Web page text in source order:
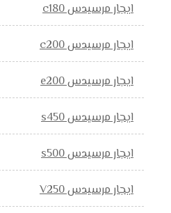
ايجار مرسيدس c180
ايجار مرسيدس c200
ايجار مرسيدس e200
ايجار مرسيدس s450
ايجار مرسيدس s500
ايجار مرسيدس V250